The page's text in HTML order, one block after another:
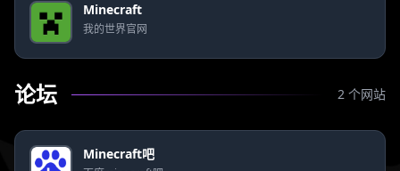
Minecraft
我的世界官网
论坛 2 个网站
Minecraft吧